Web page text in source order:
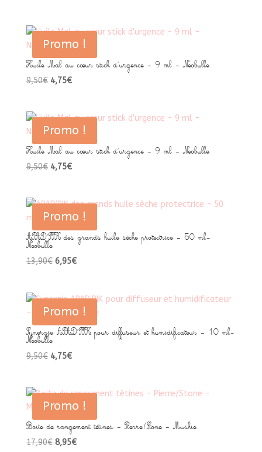
était :
9,50€.
est :
4,75€.
Promo !
Huile Mal au cœur stick d’urgence – 9 ml – Neobulle
9,50€ Le
était :
9,50€.
4,75€Le
est :
4,75€.
Promo !
Huile Mal au cœur stick d’urgence – 9 ml – Neobulle
9,50€ Le
était :
9,50€.
4,75€Le
est :
4,75€.
Promo !
APAD’PIK des grands huile sèche protectrice – 50 ml-
Neobulle
13,90€ Le
était :
13,90€.
6,95€Le
est :
6,95€.
Promo !
Synergie APAD’PIK pour diffuseur et humidificateur – 10 ml-
Neobulle
9,50€ Le
était :
9,50€.
4,75€Le
est :
4,75€.
Promo !
Boite de rangement tétines – Pierre/Stone – Mushie
17,90€ Le
8,95€Le